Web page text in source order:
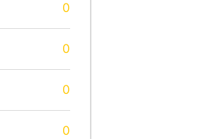
0
0
0
0